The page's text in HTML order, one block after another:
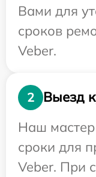
Вами для
сроков
Veber.
2
Выезд
Наш
сроки для
Veber. При